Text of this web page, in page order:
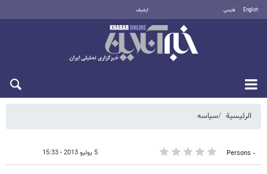
English فارسی أرشيف
الرئيسية سیاسه
٠ Persons 5 يوليو 2013 - 15:33